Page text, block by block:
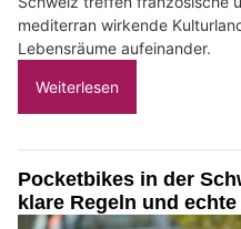
mediterran wirkende
Lebensräume aufeinander.
Weiterlesen
Pocketbikes in der
klare Regeln und